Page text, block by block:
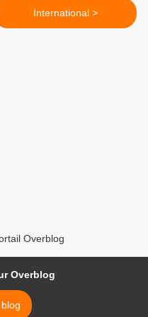
International >
Overblog
Overblog